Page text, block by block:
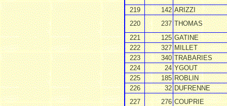
219
142 ARIZZI
220
237 THOMAS
221
125 GATINE
222
327 MILLET
223
340 TRABARIES
224
24 YGOUT
225
185 ROBLIN
226
32 DUFRENNE
227
276 COUPRIE